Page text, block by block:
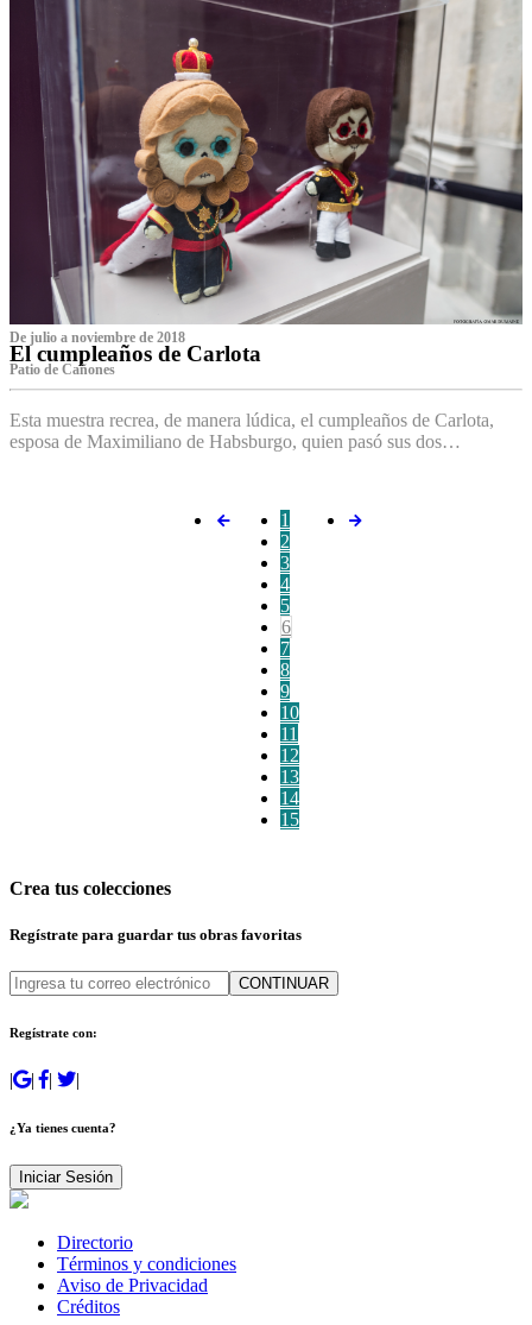
De julio a noviembre de 2018
El cumpleaños de Carlota
Patio de Cañones
Esta muestra recrea, de manera lúdica, el cumpleaños de Carlota,
esposa de Maximiliano de Habsburgo, quien pasó sus dos…
1
2
3
4
5
6
7
8
9
10
11
12
13
14
15
Crea tus colecciones
Regístrate para guardar tus obras favoritas
CONTINUAR
Regístrate con:
| | | |
¿Ya tienes cuenta?
Iniciar Sesión
Directorio
Términos y condiciones
Aviso de Privacidad
Créditos